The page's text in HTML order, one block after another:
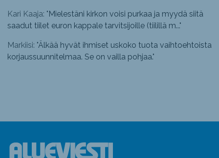
Kari Kaaja: " Mielestäni kirkon voisi purkaa ja myydä siitä
saadut tiilet euron kappale tarvitsijoille (tiilillä m..."
Markiisi: "Älkää hyvät ihmiset uskoko tuota vaihtoehtoista
korjaussuunnitelmaa. Se on vailla pohjaa."